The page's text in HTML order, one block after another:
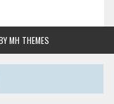
MH THEMES